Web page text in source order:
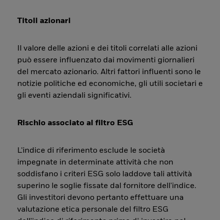
Titoli azionari
Il valore delle azioni e dei titoli correlati alle azioni
può essere influenzato dai movimenti giornalieri
del mercato azionario. Altri fattori influenti sono le
notizie politiche ed economiche, gli utili societari e
gli eventi aziendali significativi.
Rischio associato al filtro ESG
L'indice di riferimento esclude le società
impegnate in determinate attività che non
soddisfano i criteri ESG solo laddove tali attività
superino le soglie fissate dal fornitore dell'indice.
Gli investitori devono pertanto effettuare una
valutazione etica personale del filtro ESG